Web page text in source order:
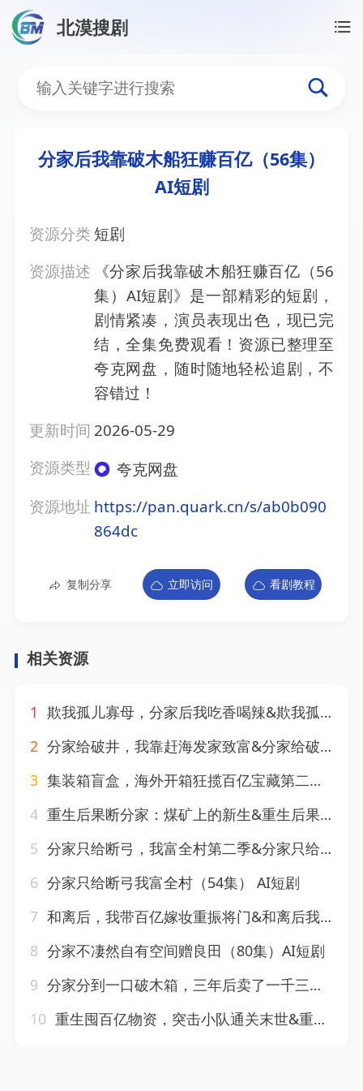
北漠搜剧
分家后我靠破木船狂赚百
分家后我靠破木船狂赚百亿（56集）
AI短剧
资源分类 短剧
资源描述
《分家后我靠破木船狂赚百亿（56
集）AI短剧》是一部精彩的短剧，
剧情紧凑，演员表现出色，现已完
结，全集免费观看！资源已整理至
夸克网盘，随时随地轻松追剧，不
容错过！
更新时间 2026-05-29
资源类型
夸克网盘
资源地址 https://pan.quark.cn/s/ab0b090
864dc
复制分享 立即访问 看剧教程
相关资源
1 欺我孤儿寡母，分家后我吃香喝辣&欺我孤儿寡母分家后我吃香喝辣（80集）AI短剧
2 分家给破井，我靠赶海发家致富&分家给破井我靠赶海发家致富（98集）AI短剧
3 集装箱盲盒，海外开箱狂揽百亿宝藏第二季&集装箱盲盒海外开箱狂揽百亿宝藏第二季（61集）AI短剧
4 重生后果断分家：煤矿上的新生&重生后果断分家煤矿上的新生（66集）AI短剧
5 分家只给断弓，我富全村第二季&分家只给断弓我富全村第二季（56集）AI短剧
6 分家只给断弓我富全村（54集） AI短剧
7 和离后，我带百亿嫁妆重振将门&和离后我带百亿嫁妆重振将门（60集）AI短剧
8 分家不凄然自有空间赠良田（80集）AI短剧
9 分家分到一口破木箱，三年后卖了一千三百万&分家分到一口破木箱三年后卖了一千三百万（56集）AI短剧
10 重生囤百亿物资，突击小队通关末世&重生囤百亿物资突击小队通关末世（75集）AI短剧